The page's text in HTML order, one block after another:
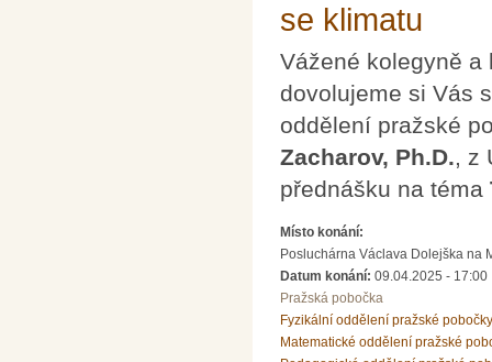
se klimatu
Vážené kolegyně a
dovolujeme si Vás
oddělení pražské
Zacharov, Ph.D., z
přednášku na téma
Místo konání:
Posluchárna Václava Dolejška na
Datum konání: 09.04.2025 - 17:00
Pražská pobočka
Fyzikální oddělení pražské pobočky
Matematické oddělení pražské